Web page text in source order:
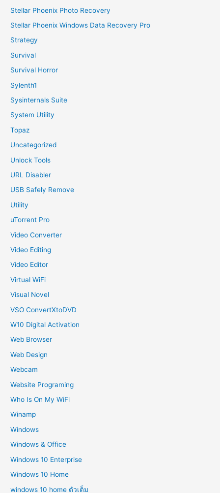
Stellar Phoenix Photo Recovery
Stellar Phoenix Windows Data Recovery Pro
Strategy
Survival
Survival Horror
Sylenth1
Sysinternals Suite
System Utility
Topaz
Uncategorized
Unlock Tools
URL Disabler
USB Safely Remove
Utility
uTorrent Pro
Video Converter
Video Editing
Video Editor
Virtual WiFi
Visual Novel
VSO ConvertXtoDVD
W10 Digital Activation
Web Browser
Web Design
Webcam
Website Programing
Who Is On My WiFi
Winamp
Windows
Windows & Office
Windows 10 Enterprise
Windows 10 Home
windows 10 home ตัวเต็ม